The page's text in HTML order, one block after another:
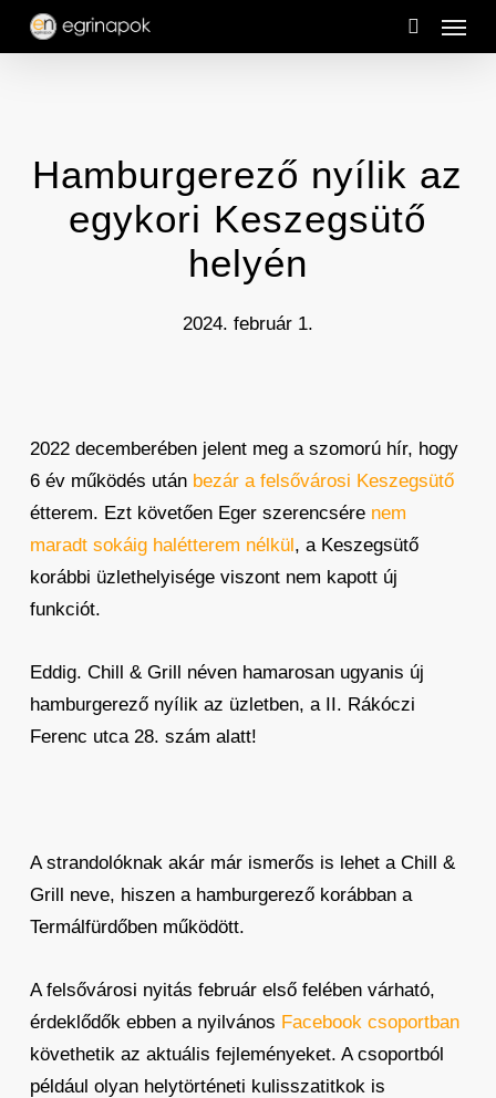
Skip
search
Menu
Hamburgerező nyílik az
egykori Keszegsütő
helyén
2024. február 1.
2022 decemberében jelent meg a szomorú hír, hogy
6 év működés után bezár a felsővárosi Keszegsütő
étterem. Ezt követően Eger szerencsére nem
maradt sokáig halétterem nélkül, a Keszegsütő
korábbi üzlethelyisége viszont nem kapott új
funkciót.
Eddig. Chill & Grill néven hamarosan ugyanis új
hamburgerező nyílik az üzletben, a II. Rákóczi
Ferenc utca 28. szám alatt!
A strandolóknak akár már ismerős is lehet a Chill &
Grill neve, hiszen a hamburgerező korábban a
Termálfürdőben működött.
A felsővárosi nyitás február első felében várható,
érdeklődők ebben a nyilvános Facebook csoportban
követhetik az aktuális fejleményeket. A csoportból
például olyan helytörténeti kulisszatitkok is